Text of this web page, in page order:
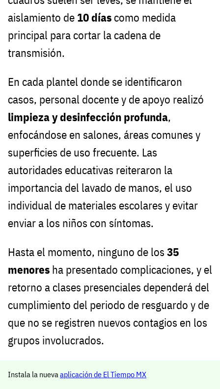
aislamiento de 10 días como medida
principal para cortar la cadena de
transmisión.
En cada plantel donde se identificaron
casos, personal docente y de apoyo realizó
limpieza y desinfección profunda,
enfocándose en salones, áreas comunes y
superficies de uso frecuente. Las
autoridades educativas reiteraron la
importancia del lavado de manos, el uso
individual de materiales escolares y evitar
enviar a los niños con síntomas.
Hasta el momento, ninguno de los 35
menores ha presentado complicaciones, y el
retorno a clases presenciales dependerá del
cumplimiento del periodo de resguardo y de
que no se registren nuevos contagios en los
grupos involucrados.
Instala la nueva aplicación de El Tiempo MX